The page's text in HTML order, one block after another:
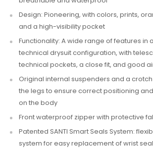
Design: Pioneering, with colors, prints,
and a high-visibility pocket
Functionality: A wide range of features in
technical drysuit configuration, with
technical pockets, a close fit, and good
Original internal suspenders and a
the legs to ensure correct positioning
on the body
Front waterproof zipper with protective
Patented SANTI Smart Seals System:
system for easy replacement of wrist